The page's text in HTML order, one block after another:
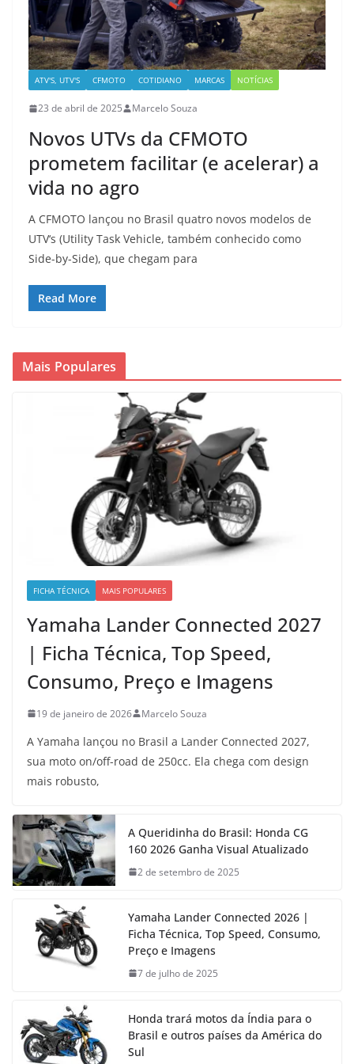
ATV'S, UTV'S CFMOTO COTIDIANO MARCAS NOTÍCIAS
23 de abril de 2025 Marcelo Souza
Novos UTVs da CFMOTO
prometem facilitar (e acelerar) a
vida no agro
A CFMOTO lançou no Brasil quatro novos modelos de
UTV‘s (Utility Task Vehicle, também conhecido como
Side-by-Side), que chegam para
Read More
Mais Populares
FICHA TÉCNICA MAIS POPULARES
Yamaha Lander Connected 2027
| Ficha Técnica, Top Speed,
Consumo, Preço e Imagens
19 de janeiro de 2026 Marcelo Souza
A Yamaha lançou no Brasil a Lander Connected 2027,
sua moto on/off-road de 250cc. Ela chega com design
mais robusto,
A Queridinha do Brasil: Honda CG
160 2026 Ganha Visual Atualizado
2 de setembro de 2025
Yamaha Lander Connected 2026 |
Ficha Técnica, Top Speed, Consumo,
Preço e Imagens
7 de julho de 2025
Honda trará motos da Índia para o
Brasil e outros países da América do
Sul